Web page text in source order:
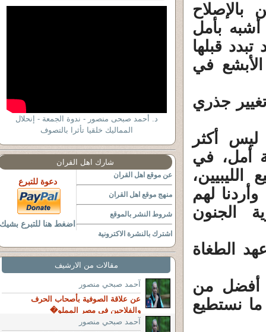
بالإصلاح
أشبه بأمل
قبلها
في
جذري
أكثر
أمل، في
لهم
الجنون
الطغاة
أفضل من
نستطيع
د. أحمد صبحى منصور - ندوة الجمعة - إنحلال
المماليك خلقيا تأثرا بالتصوف
شارك اهل القران
عن موقع اهل القران
منهج موقع اهل القران
شروط النشر بالموقع
اشترك بالنشرة الاكترونية
دعوة للتبرع
اضغط هنا للتبرع بشيك
مقالات من الارشيف
آحمد صبحي منصور
عن علاقة الصوفية بأصحاب الحرف
والفلاحين فى مصر المملو�
آحمد صبحي منصور